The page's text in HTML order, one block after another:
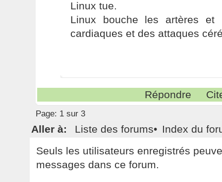
Linux tue.
Linux bouche les artères et
cardiaques et des attaques
Répondre
Page: 1 sur 3
Aller à: Liste des forums• Index du
Seuls les utilisateurs enregistrés
messages dans ce forum.